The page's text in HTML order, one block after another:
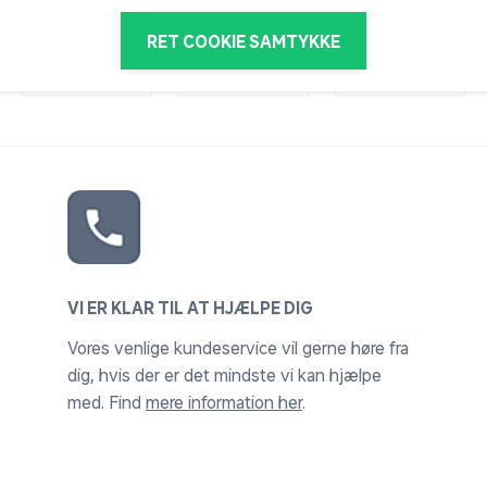
RET COOKIE SAMTYKKE
VI ER KLAR TIL AT HJÆLPE DIG
Vores venlige kundeservice vil gerne høre fra
dig, hvis der er det mindste vi kan hjælpe
med. Find mere information her.